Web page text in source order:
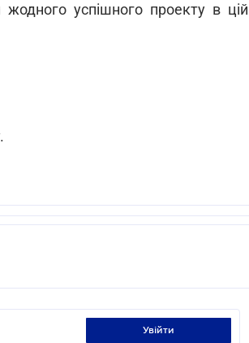
жодного успішного проекту в цій
увійти